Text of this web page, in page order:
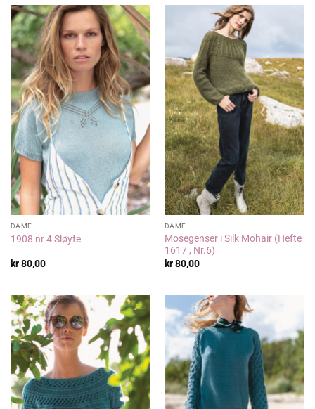
DAME
1908 nr 4 Sløyfe
kr80,00
DAME
Mosegenser i Silk Mohair (Hefte
1617 , Nr.6)
kr80,00